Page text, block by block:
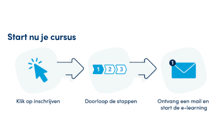
Start nu je cursus